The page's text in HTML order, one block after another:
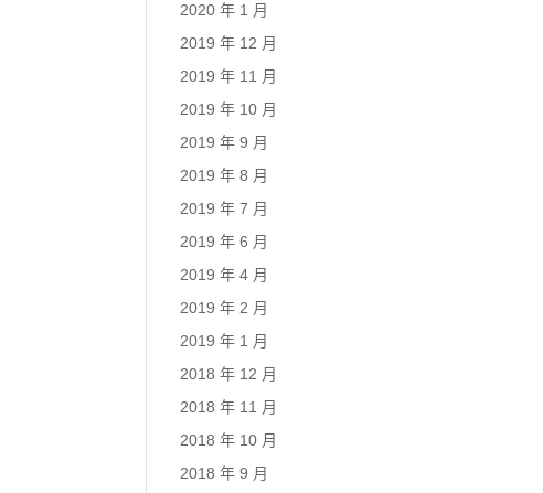
2020 年 1 月
2019 年 12 月
2019 年 11 月
2019 年 10 月
2019 年 9 月
2019 年 8 月
2019 年 7 月
2019 年 6 月
2019 年 4 月
2019 年 2 月
2019 年 1 月
2018 年 12 月
2018 年 11 月
2018 年 10 月
2018 年 9 月